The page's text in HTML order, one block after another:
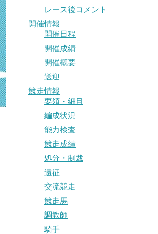
レース後コメント
開催情報
開催日程
開催成績
開催概要
送迎
競走情報
要領・細目
編成状況
能力検査
競走成績
処分・制裁
遠征
交流競走
競走馬
調教師
騎手